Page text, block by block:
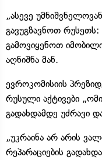
„ასევე
გავუგზავნოთ
გამოვიყენოთ
აღნიშნა მან.
ევროკომისიის
რუსული აქტივები
გადახდამდე უძრავი
„უკრაინა არ არის
რეპარაციების